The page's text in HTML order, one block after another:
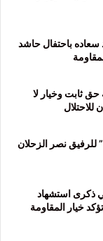
باحتفال حاشد
ثابت وخيار لا
للاحتلال
للرفيق نصر الزحلان
ذكرى استشهاد
خيار المقاومة